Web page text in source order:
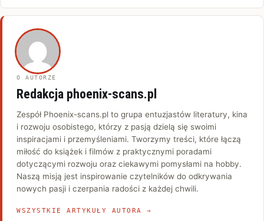
O AUTORZE
Redakcja phoenix-scans.pl
Zespół Phoenix-scans.pl to grupa entuzjastów literatury, kina
i rozwoju osobistego, którzy z pasją dzielą się swoimi
inspiracjami i przemyśleniami. Tworzymy treści, które łączą
miłość do książek i filmów z praktycznymi poradami
dotyczącymi rozwoju oraz ciekawymi pomysłami na hobby.
Naszą misją jest inspirowanie czytelników do odkrywania
nowych pasji i czerpania radości z każdej chwili.
WSZYSTKIE ARTYKUŁY AUTORA →